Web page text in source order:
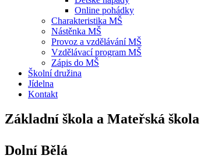
Online pohádky
Charakteristika MŠ
Nástěnka MŠ
Provoz a vzdělávání MŠ
Vzdělávací program MŠ
Zápis do MŠ
Školní družina
Jídelna
Kontakt
Základní škola a Mateřská škola
Dolní Bělá